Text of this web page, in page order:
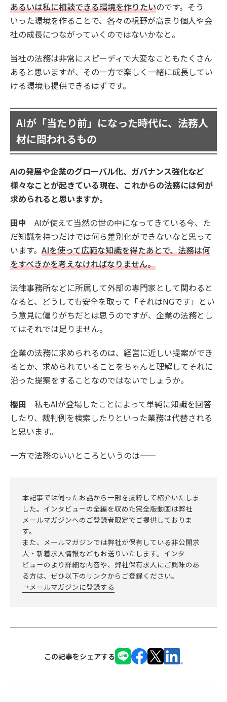
あるいは私に相談できる環境を作りたいのです。そう
いった環境を作ることで、各々の視野が高まり個人や会
社の成長につながっていくのではないかなと。
当社の法務は非常にスピーディで大変なこともたくさん
あると思いますが、その一方で楽しく一緒に成長してい
ける環境も提供できるはずです。
AIが「当たり前」になった時代に、法務人
材に問われるもの
AIの発展や企業のグローバル化、ガバナンス強化など
様々なことが起きている現在、これからの法務には何が
求められると思いますか。
田中 AIが使えて当然の世の中になってきている今、た
だ知識を持つだけでは何ら差別化ができないなと思って
います。 AIを使って広範な知識を得たあとで、法務は何
をすべきかを考えなければなりません。
法律事務所などに所属して外部の専門家として関わると
なると、どうしても安全を取って「それはNGです」とい
う意見に偏りがちだとは思うのですが、企業の法務とし
てはそれでは足りません。
企業の法務に求められるのは、経営に近しい提案ができ
るとか、求められていることをちゃんと理解してそれに
沿った提案をすることなのではないでしょうか。
櫻田 私もAIが登場したことによって単純に知識を回答
したり、裁判例を検索したりといった業務は代替される
と思います。
一方で法務のいいところというのは——
本記事では伺ったお話から一部を抜粋して紹介いたしま
した。 インタビューの全編を収めた完全版動画は弊社
メールマガジンへのご登録者限定でご提供しておりま
す。
また、メールマガジンでは弊社が保有している非公開求
人・新着求人情報などもお送りいたします。インタ
ビューのより詳細な内容や、弊社保有求人にご興味のあ
る方は、ぜひ以下のリンクからご登録ください。
→メールマガジンに登録する
この記事をシェアする